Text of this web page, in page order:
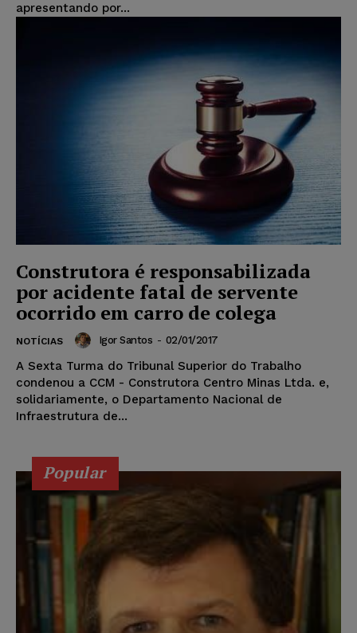
apresentando por...
Construtora é responsabilizada
por acidente fatal de servente
ocorrido em carro de colega
NOTÍCIAS Igor Santos - 02/01/2017
A Sexta Turma do Tribunal Superior do Trabalho
condenou a CCM - Construtora Centro Minas Ltda. e,
solidariamente, o Departamento Nacional de
Infraestrutura de...
Popular